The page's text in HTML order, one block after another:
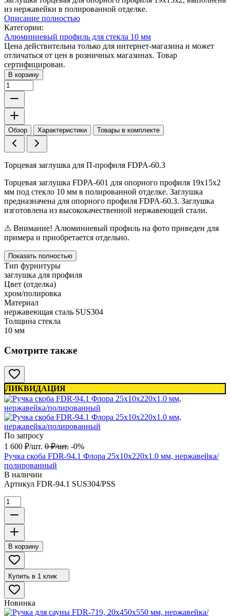
из нержавейки в полированной отделке.
Описание полностью
Категории:
Алюминиевый профиль для стекла 10 мм
Цена действительна только для интернет-магазина и может
отличаться от цен в розничных магазинах. Товар
сертифицирован.
В корзину
Обзор Характеристики Товары в комплекте
Торцевая заглушка для П-профиля FDPA-60.3
Торцевая заглушка FDPA-601 для опорного профиля 19х15х2
мм под стекло 10 мм в полированной отделке. Заглушка
предназначена для опорного профиля FDPA-60.3. Заглушка
изготовлена из высококачественной нержавеющей стали.
⚠ Внимание! Алюминиевый профиль на фото приведен для
примера и приобретается отдельно.
Показать полностью
Тип фурнитуры
заглушка для профиля
Цвет (отделка)
хром/полировка
Материал
нержавеющая сталь SUS304
Толщина стекла
10 мм
Смотрите также
ЛИКВИДАЦИЯ
По запросу
1 600 ₽/шт. 0 ₽/шт. -0%
Ручка скоба FDR-94.1 Флора 25х10х220х1.0 мм, нержавейка/
полированный
В наличии
Артикул FDR-94.1 SUS304/PSS
В корзину
Купить в 1 клик
Новинка